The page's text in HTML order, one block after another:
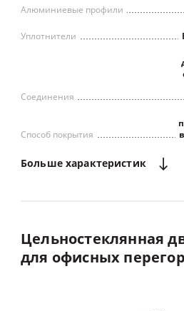
Алюминиевые профили
Уплотнители
Соединения
Способ покрытия
Большехарактеристик
Цельностеклянная
для офисных